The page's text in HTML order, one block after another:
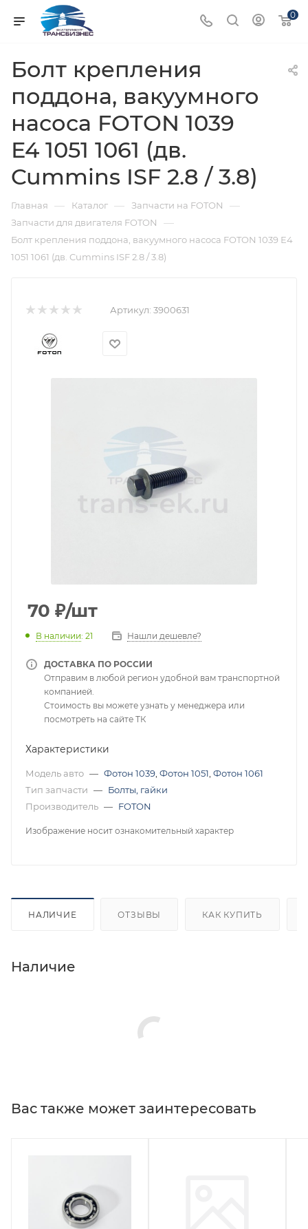
0
Болт крепления
поддона, вакуумного
насоса FOTON 1039
Е4 1051 1061 (дв.
Cummins ISF 2.8 / 3.8)
Главная — Каталог — Запчасти на FOTON —
Запчасти для двигателя FOTON —
Болт крепления поддона, вакуумного насоса FOTON 1039 Е4
1051 1061 (дв. Cummins ISF 2.8 / 3.8)
Артикул: 3900631
70 ₽/шт
В наличии: 21 Нашли дешевле?
ДОСТАВКА ПО РОССИИ
Отправим в любой регион удобной вам транспортной
компанией.
Стоимость вы можете узнать у менеджера или
посмотреть на сайте ТК
Характеристики
Модель авто — Фотон 1039 Фотон 1051 Фотон 1061
Тип запчасти — Болты, гайки
Производитель — FOTON
Изображение носит ознакомительный характер
НАЛИЧИЕ ОТЗЫВЫ КАК КУПИТЬ
Наличие
Вас также может заинтересовать